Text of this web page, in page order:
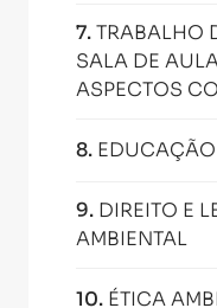
7.TRABALHO
SALA DE
ASPECTOS
8.
9. DIREITO E
AMBIENTAL
10. ÉTICA